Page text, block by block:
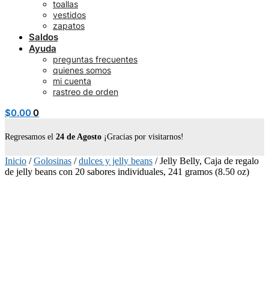
toallas
vestidos
zapatos
Saldos
Ayuda
preguntas frecuentes
quienes somos
mi cuenta
rastreo de orden
$0.00 0
Regresamos el 24 de Agosto ¡Gracias por visitarnos!
Inicio /Golosinas /dulces y jelly beans /Jelly Belly, Caja de regalo
de jelly beans con 20 sabores individuales, 241 gramos (8.50 oz)